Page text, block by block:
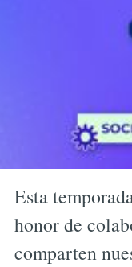
Esta
honor de
comparten